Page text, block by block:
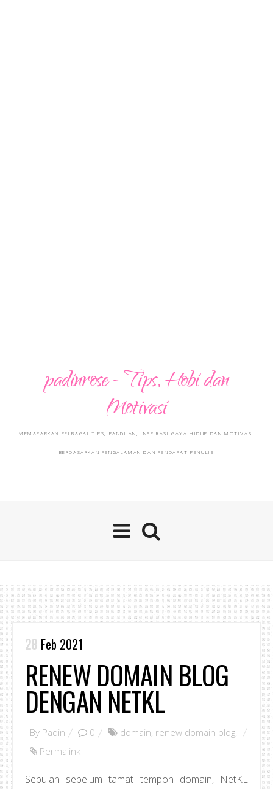
padinrose - Tips, Hobi dan
Motivasi
MEMAPARKAN PELBAGAI TIPS, PANDUAN, INSPIRASI GAYA HIDUP DAN MOTIVASI
BERDASARKAN PENGALAMAN DAN PENDAPAT PENULIS
28 Feb 2021
RENEW DOMAIN BLOG
DENGAN NETKL
By Padin 0 domain, renew domain blog,
Permalink
Sebulan sebelum tamat tempoh domain, NetKL